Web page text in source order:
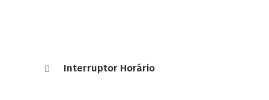
Interruptor Horário